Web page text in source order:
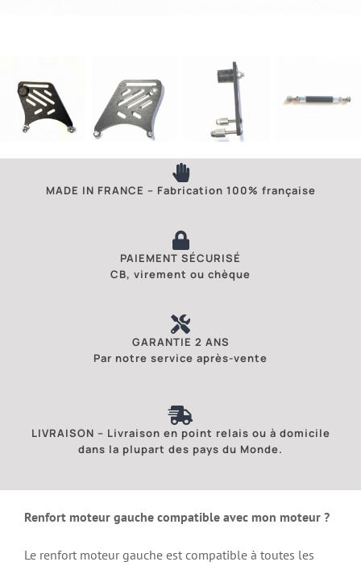
MADE IN FRANCE – Fabrication 100% française
PAIEMENT SÉCURISÉ
CB, virement ou chèque
GARANTIE 2 ANS
Par notre service après-vente
LIVRAISON – Livraison en point relais ou à domicile
dans la plupart des pays du Monde.
Renfort moteur gauche compatible avec mon moteur ?
Le renfort moteur gauche est compatible à toutes les